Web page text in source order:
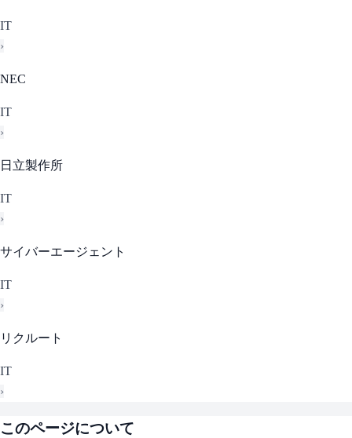
IT
›
NEC
IT
›
日立製作所
IT
›
サイバーエージェント
IT
›
リクルート
IT
›
このページについて